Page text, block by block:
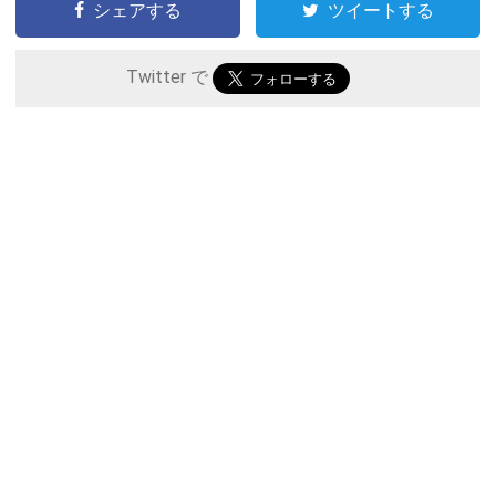
シェアする ツイートする
Twitter で